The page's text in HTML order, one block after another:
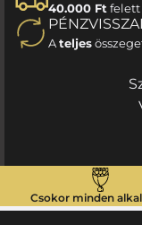
40.000 Ftfelett
Ateljes
Csokor minden